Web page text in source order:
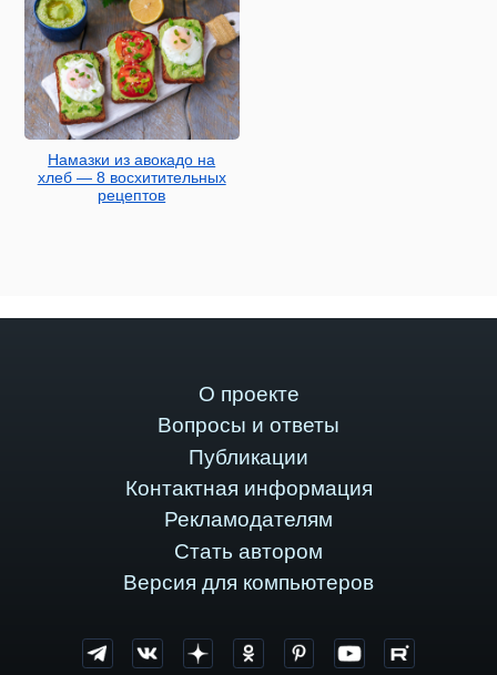
Намазки из авокадо на
хлеб — 8 восхитительных
рецептов
О проекте
Вопросы и ответы
Публикации
Контактная информация
Рекламодателям
Стать автором
Версия для компьютеров